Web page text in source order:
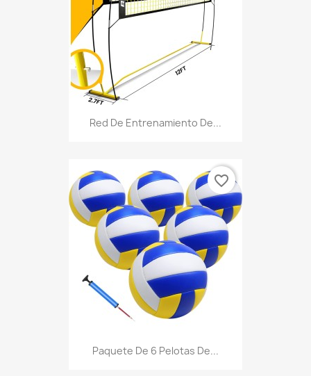
Red De Entrenamiento De...
Paquete De 6 Pelotas De...
favorite_border